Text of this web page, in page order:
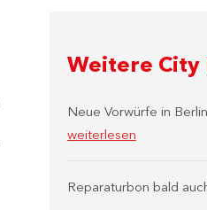
Weitere City
Neue Vorwürfe in
weiterlesen
Reparaturbon bald